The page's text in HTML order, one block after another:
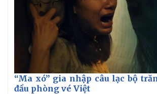
“Ma xó” gia nhập câu lạc bộ
đầu phòng vé Việt